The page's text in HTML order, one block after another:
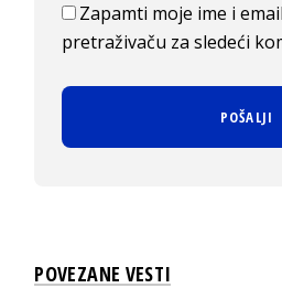
Zapamti moje ime i
pretraživaču za sledeći
POVEZANE VESTI